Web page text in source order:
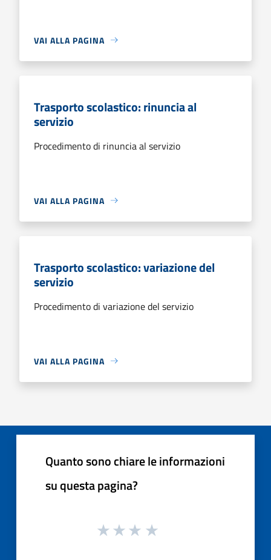
VAI ALLA PAGINA
Trasporto scolastico: rinuncia al
servizio
Procedimento di rinuncia al servizio
VAI ALLA PAGINA
Trasporto scolastico: variazione del
servizio
Procedimento di variazione del servizio
VAI ALLA PAGINA
Quanto sono chiare le informazioni
su questa pagina?